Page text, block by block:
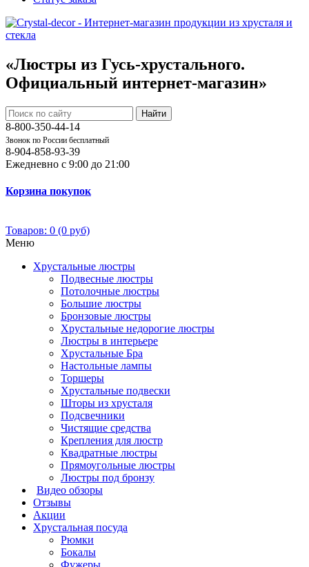
«Люстры из Гусь-хрустального.
Официальный интернет-магазин»
Найти
8-800-350-44-14
Звонок по России бесплатный
8-904-858-93-39
Ежедневно с 9:00 до 21:00
Корзина покупок
Товаров: 0 (0 руб)
Меню
Хрустальные люстры
Подвесные люстры
Потолочные люстры
Большие люстры
Бронзовые люстры
Хрустальные недорогие люстры
Люстры в интерьере
Хрустальные Бра
Настольные лампы
Торшеры
Хрустальные подвески
Шторы из хрусталя
Подсвечники
Чистящие средства
Крепления для люстр
Квадратные люстры
Прямоугольные люстры
Люстры под бронзу
Видео обзоры
Отзывы
Акции
Хрустальная посуда
Рюмки
Бокалы